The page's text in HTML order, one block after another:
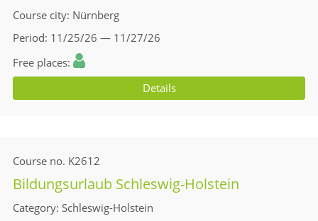
Course city Nürnberg
Period 11/25/26 — 11/27/26
Free places
Details
Course no. K2612
Bildungsurlaub Schleswig-Holstein
Category Schleswig-Holstein